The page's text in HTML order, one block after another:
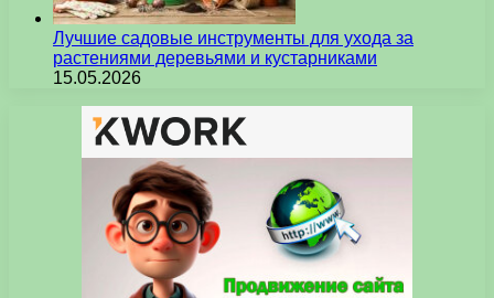
Лучшие садовые инструменты для ухода за
растениями деревьями и кустарниками
15.05.2026